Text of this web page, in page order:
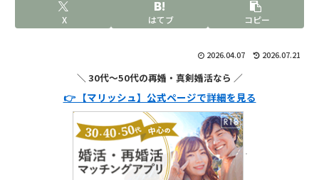
X はてブ コピー
2026.04.07 2026.07.21
＼ 30代〜50代の再婚・真剣婚活なら ／
👉 【マリッシュ】公式ページで詳細を見る